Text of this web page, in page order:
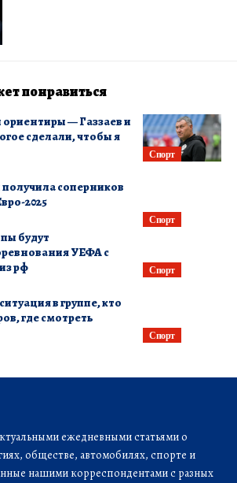
понравиться
Спорт
— Газзаев и
сделали, чтобы я
Спорт
соперников
2025
Спорт
будут
УЕФА с
рф
Спорт
в группе, кто
где смотреть
ежедневными статьями о
обществе, автомобилях, спорте и
нашими корреспондентами с разных